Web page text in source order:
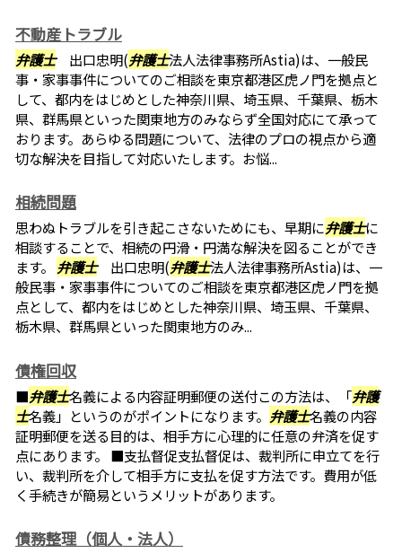
不動産トラブル
弁護士出口忠明(弁護士法人法律事務所Astia)は、一般民
事・家事事件についてのご相談を東京都港区虎ノ門を拠点と
して、都内をはじめとした神奈川県、埼玉県、千葉県、栃木
県、群馬県といった関東地方のみならず全国対応にて承って
おります。あらゆる問題について、法律のプロの視点から適
切な解決を目指して対応いたします。お悩...
相続問題
思わぬトラブルを引き起こさないためにも、早期に弁護士に
相談することで、相続の円滑・円満な解決を図ることができ
ます。 弁護士出口忠明(弁護士法人法律事務所Astia)は、一
般民事・家事事件についてのご相談を東京都港区虎ノ門を拠
点として、都内をはじめとした神奈川県、埼玉県、千葉県、
栃木県、群馬県といった関東地方のみ...
債権回収
■弁護士名義による内容証明郵便の送付この方法は、「弁護
士名義」というのがポイントになります。 弁護士名義の内容
証明郵便を送る目的は、相手方に心理的に任意の弁済を促す
点にあります。 ■支払督促支払督促は、裁判所に申立てを行
い、裁判所を介して相手方に支払を促す方法です。費用が低
く手続きが簡易というメリットがあります。
債務整理（個人・法人）